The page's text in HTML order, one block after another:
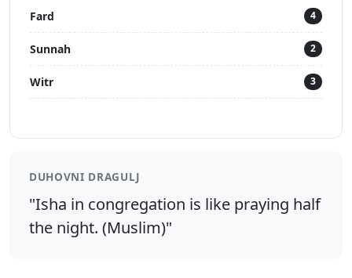
Fard 4
Sunnah 2
Witr 3
DUHOVNI DRAGULJ
"Isha in congregation is like praying half
the night. (Muslim)"